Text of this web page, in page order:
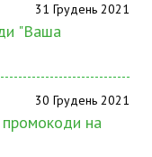
31 Грудень 2021
"Ваша
30 Грудень 2021
промокоди на